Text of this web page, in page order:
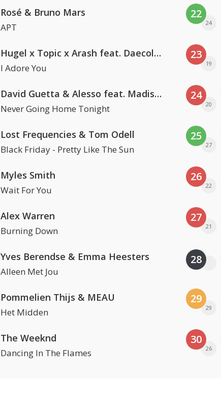
Rosé & Bruno Mars
APT
Hugel x Topic x Arash feat. Daecolm
I Adore You
David Guetta & Alesso feat. Madison Love
Never Going Home Tonight
Lost Frequencies & Tom Odell
Black Friday - Pretty Like The Sun
Myles Smith
Wait For You
Alex Warren
Burning Down
Yves Berendse & Emma Heesters
Alleen Met Jou
Pommelien Thijs & MEAU
Het Midden
The Weeknd
Dancing In The Flames
22
24
23
19
24
20
25
27
26
22
27
21
28
29
29
30
26